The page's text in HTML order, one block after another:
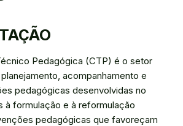
Pedagógica (CTP) é o setor
acompanhamento e
pedagógicas desenvolvidas no
à formulação e à reformulação
pedagógicas que favoreçam